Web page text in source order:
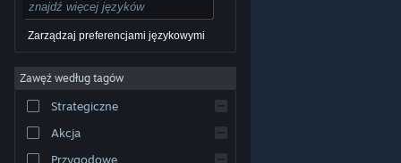
© Valve Corporation. Wszelkie prawa zastrzeżone.
właścicieli w Stanach Zjednoczonych i innych krajach.
dostępu
Umowa użytkownika Steam
pieniędzy |Ciasteczka
Zarządzaj preferencjami językowymi
Zawęź według tagów
Strategiczne
Akcja
Przygodowe